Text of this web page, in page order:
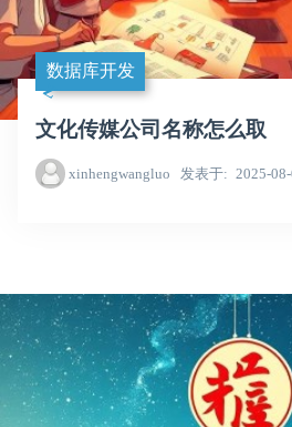
数据库开发
文化传媒公司名称怎么取
xinhengwangluo 发表于 2025-